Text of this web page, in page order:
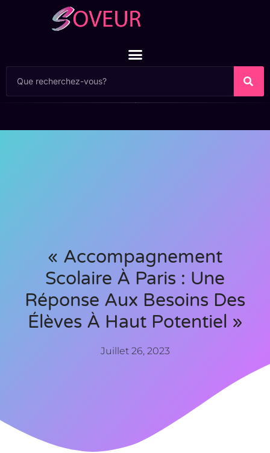
« Accompagnement
Scolaire À Paris : Une
Réponse Aux Besoins Des
Élèves À Haut Potentiel »
Juillet 26, 2023